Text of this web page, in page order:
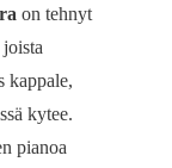
on tehnyt
kappale,
kytee.
pianoa